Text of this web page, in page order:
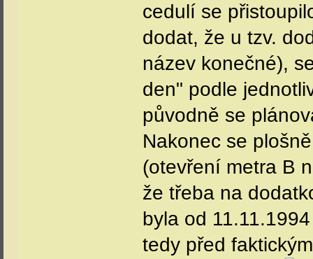
cedulí se
dodat, že u tzv.
název konečné),
den" podle
původně se
Nakonec se
(otevření metra B
že třeba na
byla od
tedy před